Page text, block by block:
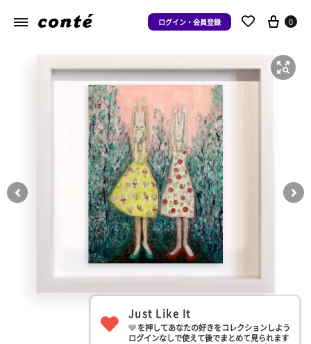
ログイン・会員登録 0
部屋に飾る
Just Like It
を押してあなたの好きをコレクションしよう
ログインなしで使えて後でまとめて見られます